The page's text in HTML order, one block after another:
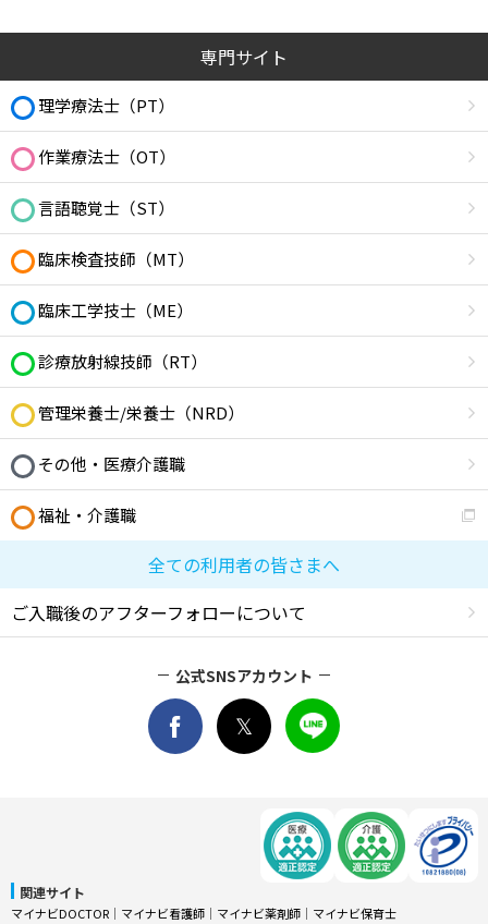
専門サイト
理学療法士（PT）
作業療法士（OT）
言語聴覚士（ST）
臨床検査技師（MT）
臨床工学技士（ME）
診療放射線技師（RT）
管理栄養士/栄養士（NRD）
その他・医療介護職
福祉・介護職
全ての利用者の皆さまへ
ご入職後のアフターフォローについて
公式SNSアカウント
関連サイト
マイナビDOCTOR │ マイナビ看護師 │ マイナビ薬剤師 │ マイナビ保育士